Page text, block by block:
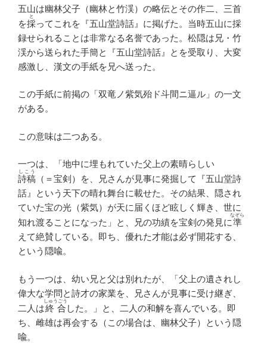
五山は幽林父子（幽林と竹渓）の略伝とその作二、三首
を採
と
ってこれを『五山堂詩話』に掲げた。当時五山に採
録せられることは非常なる名誉であった。松隠は兄・竹
渓から送られた手簡と『五山堂詩話』とを受取り、大変
感激し、漢文の手紙を兄へ送った。
この手紙に前掲の「双竜ノ紫気殆ド斗間ニ逼ル」の一文
がある。
この意味は二つある。
一つは、「地中に埋もれていた父上の素晴らしい
詩稿
しこう
（＝宝剣）を、兄さんが見事に発掘して『五山堂詩
話』という天下の晴れ舞台に載せた。その結果、隠され
ていた宝の光（紫気）が天に届くほど眩しく輝き、世に
知れ渡ることになった」と、兄の功績を宝剣の発見に準
なぞら
えて絶賛している。即ち、優れた才能は必ず開花する、
という隠喩。
もう一つは、幼い兄と父は別れたが、「父上の遺されし
偉大な学問と詩才の家業を、兄さんが見事に受け継ぎ、
二人は終合
しゅうごう
した。」と、二人の和解を喜んでいる。即
ち、雌雄は再会する（この場合は、幽林父子）という隠
喩。